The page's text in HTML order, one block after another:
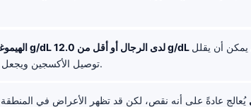
يمكن أن يقلل
توصيل الأكسجين ويجعل حساسية البرد أسوأ.
يُعالج عادةً على أنه نقص، لكن قد تظهر الأعراض في المنطقة